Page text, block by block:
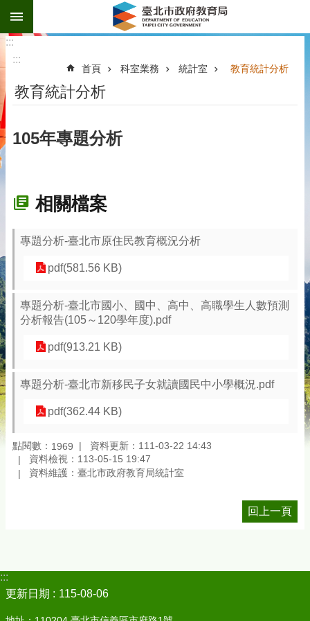
跳到主要內容區塊
:::
:::
首頁 科室業務 統計室 教育統計分析
教育統計分析
105年專題分析
相關檔案
專題分析-臺北市原住民教育概況分析
pdf(581.56 KB)
專題分析-臺北市國小、國中、高中、高職學生人數預測
分析報告(105～120學年度).pdf
pdf(913.21 KB)
專題分析-臺北市新移民子女就讀國民中小學概況.pdf
pdf(362.44 KB)
點閱數： 1969
資料更新：111-03-22 14:43
資料檢視：113-05-15 19:47
資料維護：臺北市政府教育局統計室
回上一頁
:::
更新日期
115-08-06